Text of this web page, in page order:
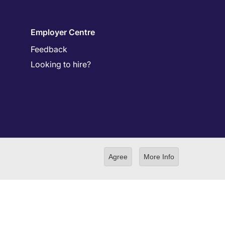
Employer Centre
Feedback
Looking to hire?
Agree More Info